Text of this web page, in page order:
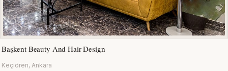
Başkent Beauty And Hair Design
Keçiören, Ankara